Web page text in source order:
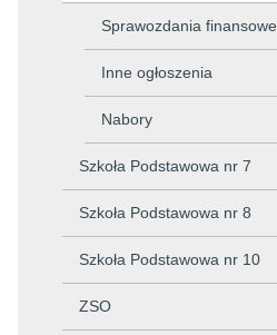
Sprawozdania finansowe
Inne ogłoszenia
Nabory
Szkoła Podstawowa nr 7
Szkoła Podstawowa nr 8
Szkoła Podstawowa nr 10
ZSO